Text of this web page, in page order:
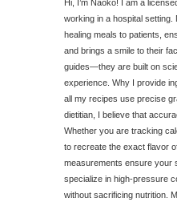
Hi, I’m Naoko! I am a
working in a hospital setting.
healing meals to patients,
and brings a smile to their
guides—they are built on
experience. Why I provide
all my recipes use precise
dietitian, I believe that
Whether you are tracking
to recreate the exact flavor
measurements ensure your
specialize in high-pressure
without sacrificing nutrition.